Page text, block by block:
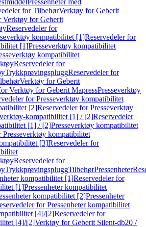
Pressenheter med
for TilbehørVerktøy for Geberit
Verktøy for Geberit
Reservedeler for
kompatibilitet [1]Reservedeler for
[1]Presseverktøy kompatibilitet
kompatibilitet
Reservedeler for
TrykkprøvingspluggReservedeler for
Verktøy for Geberit
Verktøy for Geberit MapressPresseverktøy
for Presseverktøy kompatibilitet
[2]Reservedeler for Presseverktøy
kompatibilitet [1] / [2]Reservedeler
[1] / [2]Presseverktøy kompatibilitet
Presseverktøy kompatibilitet
[3]Reservedeler for
Reservedeler for
TrykkprøvingspluggTilbehørPressenheter
kompatibilitet [1]Reservedeler for
[1]Pressenheter kompatibilitet
kompatibilitet [2]Pressenheter
for Pressenheter kompatibilitet
[4]/[2]Reservedeler for
[4]/[2]Verktøy for Geberit Silent-db20 /